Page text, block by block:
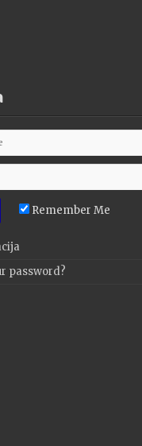
Remember Me
password?